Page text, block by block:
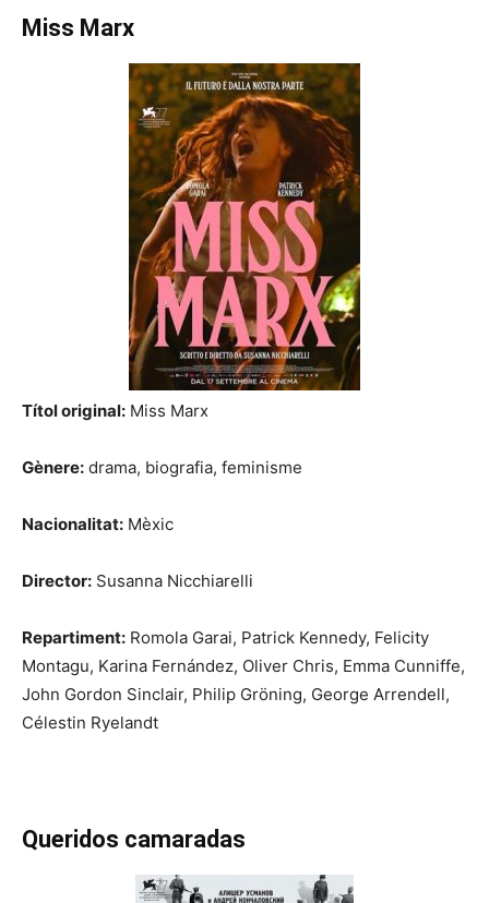
Miss Marx
Títol original: Miss Marx
Gènere: drama, biografia, feminisme
Nacionalitat: Mèxic
Director: Susanna Nicchiarelli
Repartiment: Romola Garai, Patrick Kennedy, Felicity
Montagu, Karina Fernández, Oliver Chris, Emma Cunniffe,
John Gordon Sinclair, Philip Gröning, George Arrendell,
Célestin Ryelandt
Queridos camaradas